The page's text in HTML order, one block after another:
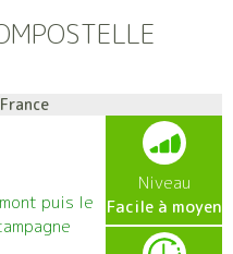
puis le
Niveau
Facile à moyen